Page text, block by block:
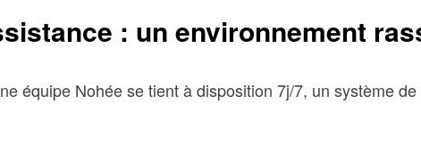
: un environnement
équipe Nohée se tient à disposition 7j/7, un système